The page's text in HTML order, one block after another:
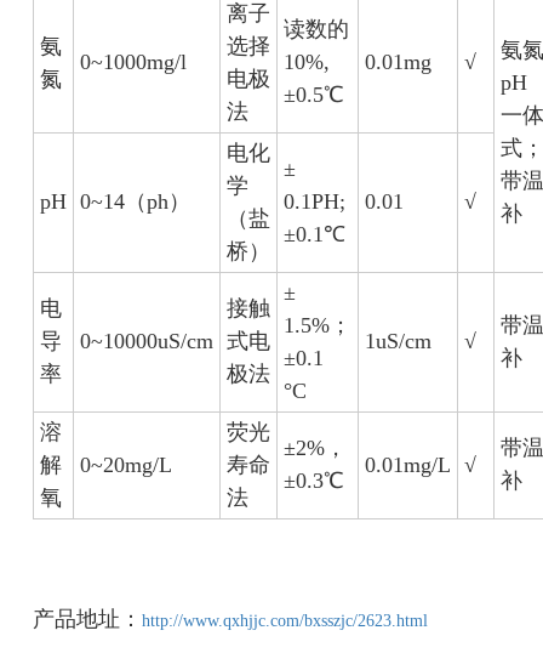
氨
氮
0~1000mg/l
离子
选择
电极
法
读数的
10%,
±0.5℃
0.01mg √
氨氮
pH
一体
式；
带温
补
pH 0~14（ph）
电化
学
（盐
桥）
±
0.1PH;
±0.1℃
0.01 √
电
导
率
0~10000uS/cm
接触
式电
极法
±
1.5%；
±0.1
°C
1uS/cm √
带温
补
溶
解
氧
0~20mg/L
荧光
寿命
法
±2%，
±0.3℃
0.01mg/L √
带温
补
产品地址： http://www.qxhjjc.com/bxsszjc/2623.html